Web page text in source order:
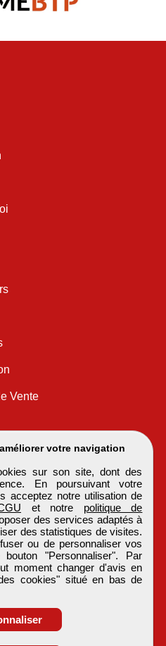
votre navigation
sur son site, dont des
En poursuivant votre
acceptez notre utilisation de
et notre politique de
des services adaptés à
des statistiques de visites.
ou de personnaliser vos
"Personnaliser". Par
moment changer d'avis en
cookies" situé en bas de
Vente